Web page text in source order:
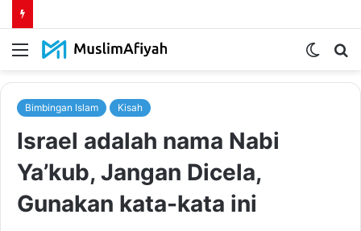
Menu
Switch
Bimbingan Islam Kisah
Israel adalah nama Nabi
Ya’kub, Jangan Dicela,
Gunakan kata-kata ini